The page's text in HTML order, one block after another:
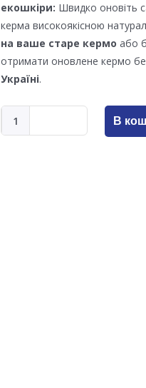
екошкіри: Швидко оновіть
керма високоякісною
на ваше старе кермо або
отримати оновлене кермо
Україні.
В